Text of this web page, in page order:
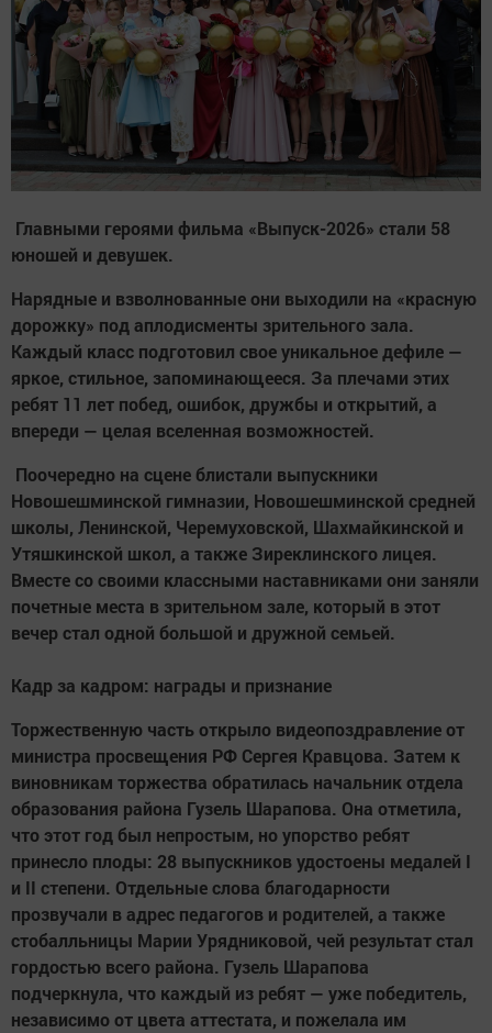
Главными героями фильма «Выпуск-2026» стали 58
юношей и девушек.
Нарядные и взволнованные они выходили на «красную
дорожку» под аплодисменты зрительного зала.
Каждый класс подготовил свое уникальное дефиле —
яркое, стильное, запоминающееся. За плечами этих
ребят 11 лет побед, ошибок, дружбы и открытий, а
впереди — целая вселенная возможностей.
Поочередно на сцене блистали выпускники
Новошешминской гимназии, Новошешминской средней
школы, Ленинской, Черемуховской, Шахмайкинской и
Утяшкинской школ, а также Зиреклинского лицея.
Вместе со своими классными наставниками они заняли
почетные места в зрительном зале, который в этот
вечер стал одной большой и дружной семьей.
Кадр за кадром: награды и признание
Торжественную часть открыло видеопоздравление от
министра просвещения РФ Сергея Кравцова. Затем к
виновникам торжества обратилась начальник отдела
образования района Гузель Шарапова. Она отметила,
что этот год был непростым, но упорство ребят
принесло плоды: 28 выпускников удостоены медалей I
и II степени. Отдельные слова благодарности
прозвучали в адрес педагогов и родителей, а также
стобалльницы Марии Урядниковой, чей результат стал
гордостью всего района. Гузель Шарапова
подчеркнула, что каждый из ребят — уже победитель,
независимо от цвета аттестата, и пожелала им